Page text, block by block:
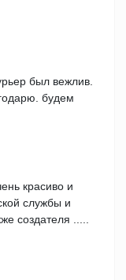
был вежлив.
будем
красиво и
службы и
создателя .....